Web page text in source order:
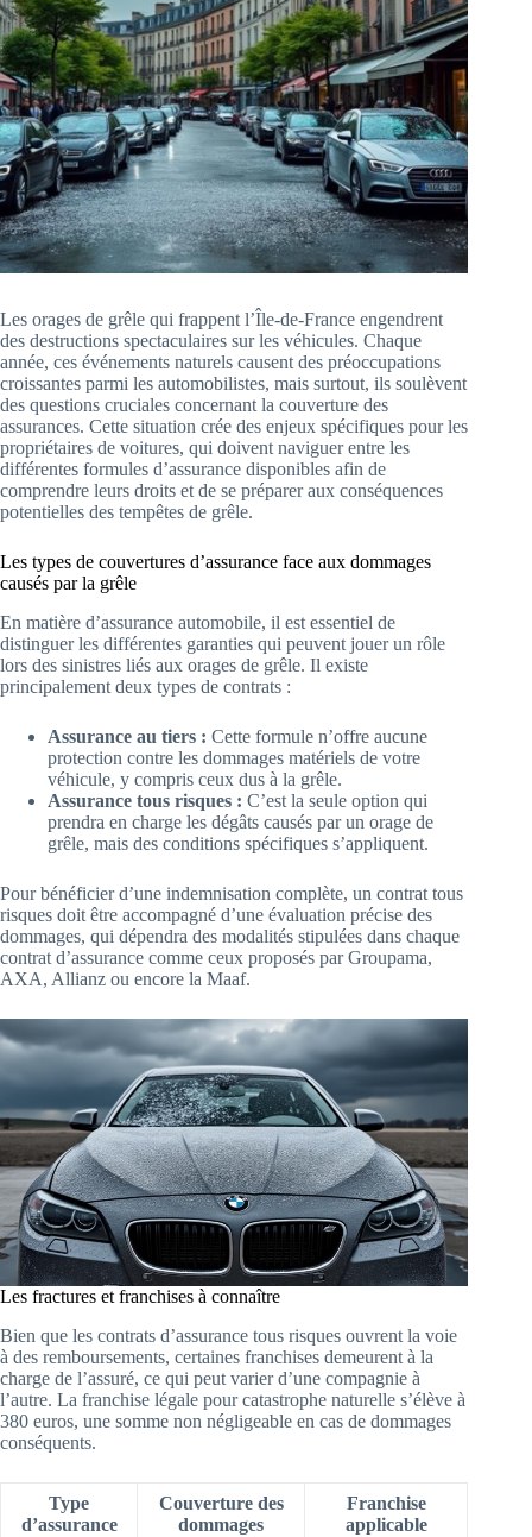
Les orages de grêle qui frappent l’Île-de-France engendrent
des destructions spectaculaires sur les véhicules. Chaque
année, ces événements naturels causent des préoccupations
croissantes parmi les automobilistes, mais surtout, ils soulèvent
des questions cruciales concernant la couverture des
assurances. Cette situation crée des enjeux spécifiques pour les
propriétaires de voitures, qui doivent naviguer entre les
différentes formules d’assurance disponibles afin de
comprendre leurs droits et de se préparer aux conséquences
potentielles des tempêtes de grêle.
Les types de couvertures d’assurance face aux dommages
causés par la grêle
En matière d’assurance automobile, il est essentiel de
distinguer les différentes garanties qui peuvent jouer un rôle
lors des sinistres liés aux orages de grêle. Il existe
principalement deux types de contrats :
Assurance au tiers : Cette formule n’offre aucune
protection contre les dommages matériels de votre
véhicule, y compris ceux dus à la grêle.
Assurance tous risques : C’est la seule option qui
prendra en charge les dégâts causés par un orage de
grêle, mais des conditions spécifiques s’appliquent.
Pour bénéficier d’une indemnisation complète, un contrat tous
risques doit être accompagné d’une évaluation précise des
dommages, qui dépendra des modalités stipulées dans chaque
contrat d’assurance comme ceux proposés par Groupama,
AXA, Allianz ou encore la Maaf.
Les fractures et franchises à connaître
Bien que les contrats d’assurance tous risques ouvrent la voie
à des remboursements, certaines franchises demeurent à la
charge de l’assuré, ce qui peut varier d’une compagnie à
l’autre. La franchise légale pour catastrophe naturelle s’élève à
380 euros, une somme non négligeable en cas de dommages
conséquents.
Type
d’assurance
Couverture des
dommages
Franchise
applicable